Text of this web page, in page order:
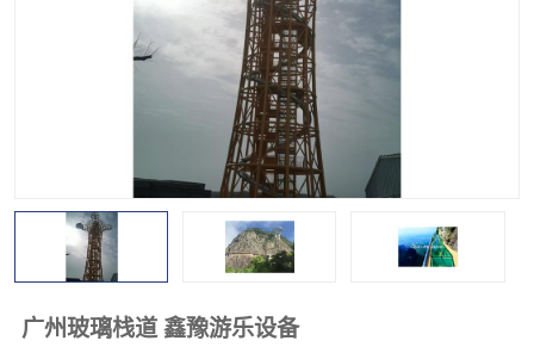
广州玻璃栈道 鑫豫游乐设备
空中自行车
玻璃滑道
网红桥
丛林穿越设备
音乐呐喊设备 栈道
玻璃栈道